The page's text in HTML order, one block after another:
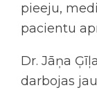
pieeju,
pacientu
Dr. Jāņa
darbojas